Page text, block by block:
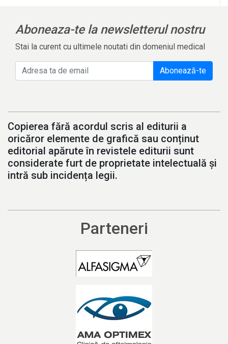
Aboneaza-te la newsletterul nostru
Stai la curent cu ultimele noutati din domeniul medical
Abonează-te
Copierea fără acordul scris al editurii a
oricăror elemente de grafică sau conținut
editorial apărute în revistele editurii sunt
considerate furt de proprietate intelectuală și
intră sub incidența legii.
Parteneri